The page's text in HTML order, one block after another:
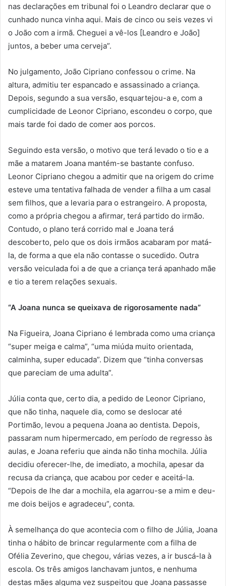
nas declarações em tribunal foi o Leandro declarar que o
cunhado nunca vinha aqui. Mais de cinco ou seis vezes vi
o João com a irmã. Cheguei a vê-los [Leandro e João]
juntos, a beber uma cerveja”.
No julgamento, João Cipriano confessou o crime. Na
altura, admitiu ter espancado e assassinado a criança.
Depois, segundo a sua versão, esquartejou-a e, com a
cumplicidade de Leonor Cipriano, escondeu o corpo, que
mais tarde foi dado de comer aos porcos.
Seguindo esta versão, o motivo que terá levado o tio e a
mãe a matarem Joana mantém-se bastante confuso.
Leonor Cipriano chegou a admitir que na origem do crime
esteve uma tentativa falhada de vender a filha a um casal
sem filhos, que a levaria para o estrangeiro. A proposta,
como a própria chegou a afirmar, terá partido do irmão.
Contudo, o plano terá corrido mal e Joana terá
descoberto, pelo que os dois irmãos acabaram por matá-
la, de forma a que ela não contasse o sucedido. Outra
versão veiculada foi a de que a criança terá apanhado mãe
e tio a terem relações sexuais.
“A Joana nunca se queixava de rigorosamente nada”
Na Figueira, Joana Cipriano é lembrada como uma criança
“super meiga e calma”, “uma miúda muito orientada,
calminha, super educada”. Dizem que “tinha conversas
que pareciam de uma adulta”.
Júlia conta que, certo dia, a pedido de Leonor Cipriano,
que não tinha, naquele dia, como se deslocar até
Portimão, levou a pequena Joana ao dentista. Depois,
passaram num hipermercado, em período de regresso às
aulas, e Joana referiu que ainda não tinha mochila. Júlia
decidiu oferecer-lhe, de imediato, a mochila, apesar da
recusa da criança, que acabou por ceder e aceitá-la.
“Depois de lhe dar a mochila, ela agarrou-se a mim e deu-
me dois beijos e agradeceu”, conta.
À semelhança do que acontecia com o filho de Júlia, Joana
tinha o hábito de brincar regularmente com a filha de
Ofélia Zeverino, que chegou, várias vezes, a ir buscá-la à
escola. Os três amigos lanchavam juntos, e nenhuma
destas mães alguma vez suspeitou que Joana passasse